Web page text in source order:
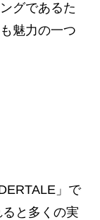
グであるた
魅力の一つ
」で
と多くの実